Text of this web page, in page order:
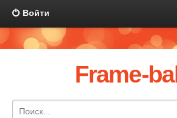
Войти
Frame-